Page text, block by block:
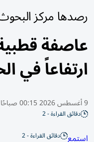
رصدها مركز
عاصفة
ارتفاعاً في
9 أغسطس 2026 00:15 صباحًا
دقائق القراءة - 2
استمع دقائق القراءة - 2